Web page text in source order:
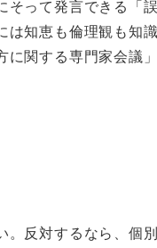
って発言できる「
知恵も倫理観も知
関する専門家会議
反対するなら、個